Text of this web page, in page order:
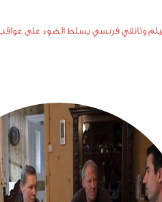
وثائقي فرنسي يسلط الضوء على